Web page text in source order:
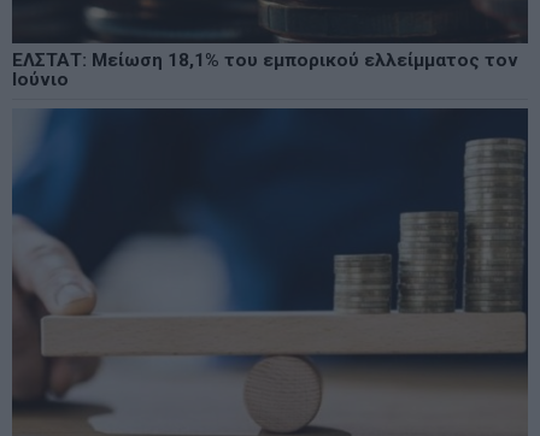
ΕΛΣΤΑΤ: Μείωση 18,1% του εμπορικού ελλείμματος τον
Ιούνιο